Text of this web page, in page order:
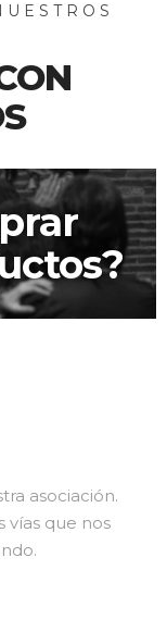
asociación.
vías que nos